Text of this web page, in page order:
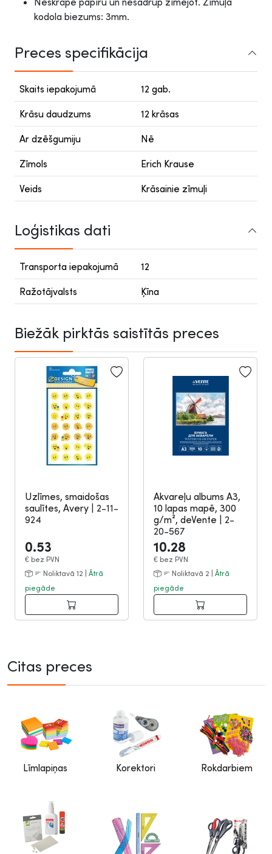
kodola biezums: 3mm.
Preces specifikācija
Skaits iepakojumā 12 gab.
Krāsu daudzums 12 krāsas
Ar dzēšgumiju Nē
Zīmols Erich Krause
Veids Krāsainie zīmuļi
Loģistikas dati
Transporta iepakojumā 12
Ražotājvalsts Ķīna
Biežāk pirktās saistītās preces
Uzlīmes, smaidošas
saulītes, Avery
2-11-
924
0.53
€ bez PVN
Noliktavā 12 | Ātrā
piegāde
Akvareļu albums A3,
10 lapas mapē, 300
g/m², deVente
2-
20-567
10.28
€ bez PVN
Noliktavā 2 | Ātrā
piegāde
Citas preces
Līmlapiņas Korektori Rokdarbiem